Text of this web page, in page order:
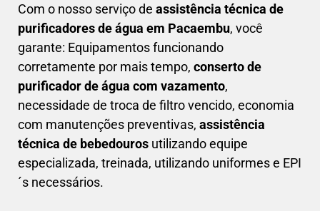
Com o nosso serviço de assistência técnica de
purificadores de água em Pacaembu, você
garante: Equipamentos funcionando
corretamente por mais tempo, conserto de
purificador de água com vazamento,
necessidade de troca de filtro vencido, economia
com manutenções preventivas, assistência
técnica de bebedouros utilizando equipe
especializada, treinada, utilizando uniformes e EPI
´s necessários.